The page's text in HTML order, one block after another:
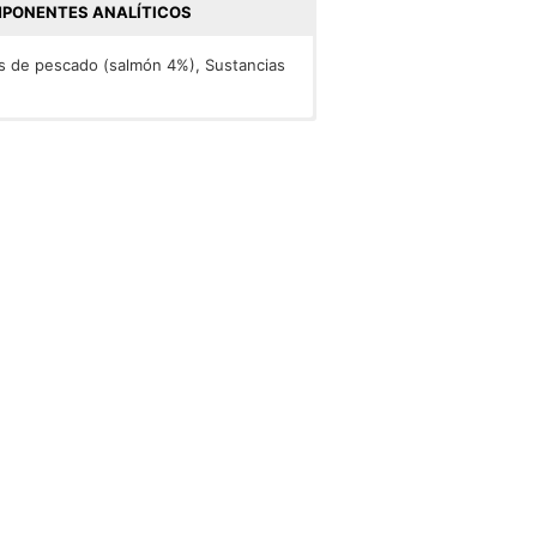
ANALÍTICOS
pescado (salmón 4%), Sustancias